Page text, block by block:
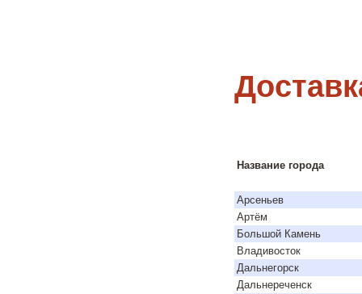
Название города
Арсеньев
Артём
Большой Камень
Владивосток
Дальнегорск
Дальнереченск